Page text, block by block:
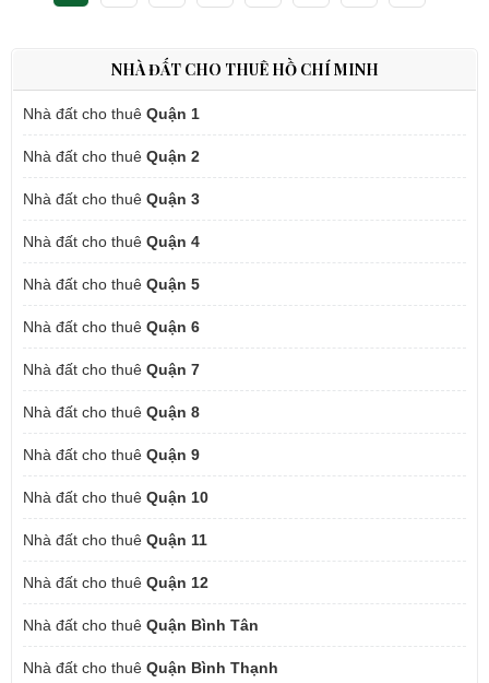
NHÀ ĐẤT CHO THUÊ HỒ CHÍ MINH
Nhà đất cho thuê Quận 1
Nhà đất cho thuê Quận 2
Nhà đất cho thuê Quận 3
Nhà đất cho thuê Quận 4
Nhà đất cho thuê Quận 5
Nhà đất cho thuê Quận 6
Nhà đất cho thuê Quận 7
Nhà đất cho thuê Quận 8
Nhà đất cho thuê Quận 9
Nhà đất cho thuê Quận 10
Nhà đất cho thuê Quận 11
Nhà đất cho thuê Quận 12
Nhà đất cho thuê Quận Bình Tân
Nhà đất cho thuê Quận Bình Thạnh